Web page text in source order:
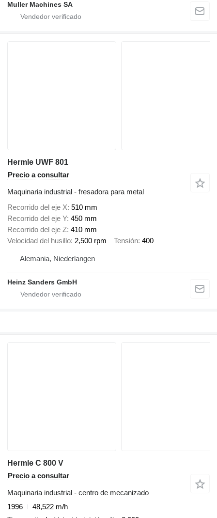
Muller Machines SA
Hermle UWF 801
Precio a consultar
Maquinaria industrial - fresadora para metal
Recorrido del eje X 510 mm
Recorrido del eje Y 450 mm
Recorrido del eje Z 410 mm
Velocidad del husillo 2,500 rpm Tensión 400
Alemania, Niederlangen
Heinz Sanders GmbH
Hermle C 800 V
Precio a consultar
Maquinaria industrial - centro de mecanizado
1996
48,522 m/h